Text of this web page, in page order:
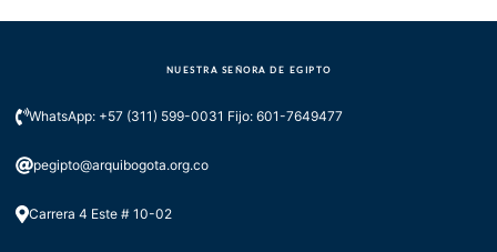
NUESTRA SEÑORA DE EGIPTO
WhatsApp: +57 (311) 599-0031 Fijo: 601-7649477
pegipto@arquibogota.org.co
Carrera 4 Este # 10-02